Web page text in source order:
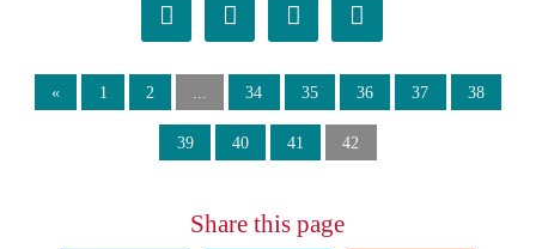
𫜼 𫜽 𫜾 𫜿
« 1 2 34 35 36 37 38
39 40 41 42
Share this page